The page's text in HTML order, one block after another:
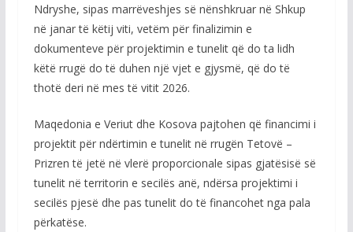
Ndryshe, sipas marrëveshjes së nënshkruar në Shkup
në janar të këtij viti, vetëm për finalizimin e
dokumenteve për projektimin e tunelit që do ta lidh
këtë rrugë do të duhen një vjet e gjysmë, që do të
thotë deri në mes të vitit 2026.
Maqedonia e Veriut dhe Kosova pajtohen që financimi i
projektit për ndërtimin e tunelit në rrugën Tetovë –
Prizren të jetë në vlerë proporcionale sipas gjatësisë së
tunelit në territorin e secilës anë, ndërsa projektimi i
secilës pjesë dhe pas tunelit do të financohet nga pala
përkatëse.